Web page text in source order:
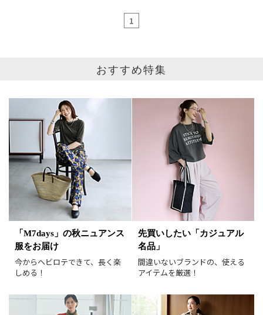
1
カテゴリ
サイズ 27
掲載雑誌
価格 円
表示オプション
予約品
在庫あり
おすすめ特集
「M7days」の秋ニュアンス
服をお届け
今からヘビロテできて、長く楽
しめる！
先買いしたい「カジュアル
名品」
間違いないブランドの、使える
アイテムを厳選！